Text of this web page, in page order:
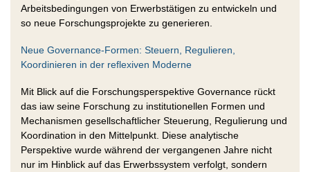
Arbeitsbedingungen von Erwerbstätigen zu entwickeln und
so neue Forschungsprojekte zu generieren.
Neue Governance-Formen: Steuern, Regulieren,
Koordinieren in der reflexiven Moderne
Mit Blick auf die Forschungsperspektive Governance rückt
das iaw seine Forschung zu institutionellen Formen und
Mechanismen gesellschaftlicher Steuerung, Regulierung und
Koordination in den Mittelpunkt. Diese analytische
Perspektive wurde während der vergangenen Jahre nicht
nur im Hinblick auf das Erwerbssystem verfolgt, sondern